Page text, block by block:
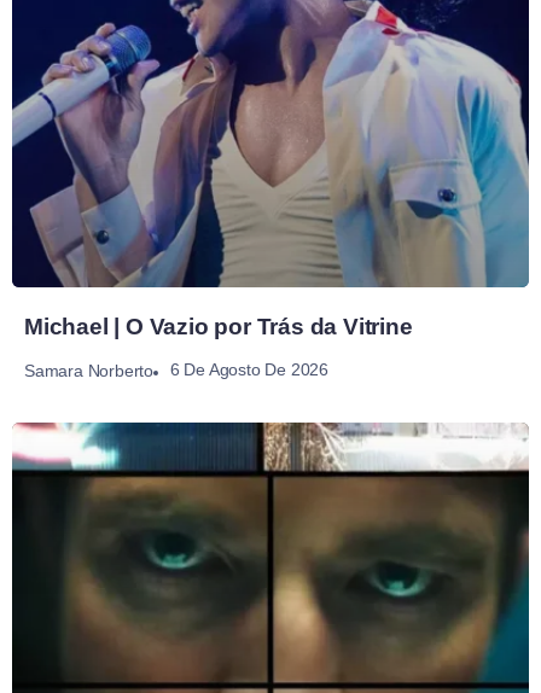
Michael | O Vazio por Trás da Vitrine
Samara Norberto 6 De Agosto De 2026